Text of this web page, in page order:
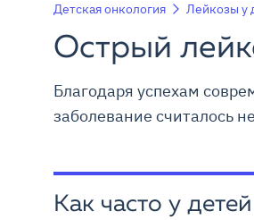
Детская онкология Лейкозы у
Острый
Благодаря успехам
заболевание считалось
Как часто у